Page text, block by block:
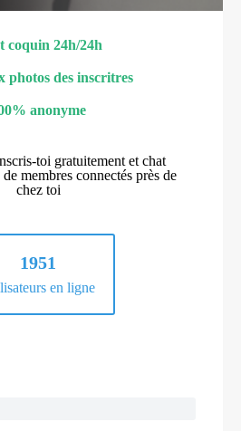
coquin 24h/24h
photos des inscritres
anonyme
toi gratuitement et chat
membres connectés près de
chez toi
1951
en ligne